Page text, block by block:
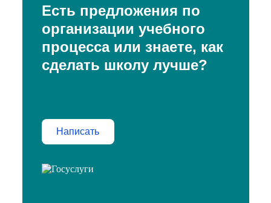
Есть предложения по
организации учебного
процесса или знаете, как
сделать школу лучше?
Написать